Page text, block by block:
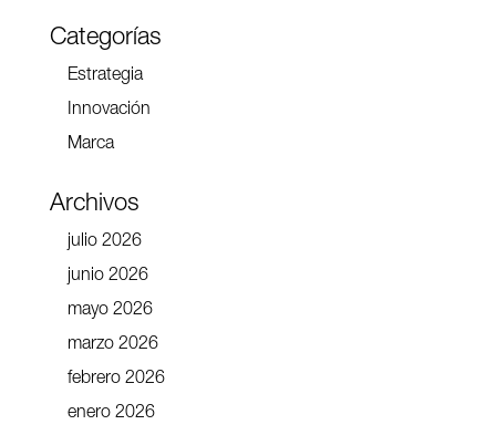
Categorías
Estrategia
Innovación
Marca
Archivos
julio 2026
junio 2026
mayo 2026
marzo 2026
febrero 2026
enero 2026